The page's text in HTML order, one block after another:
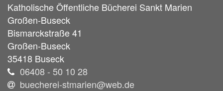
Katholische Öffentliche Bücherei Sankt Marien
Großen-Buseck
Bismarckstraße 41
Großen-Buseck
35418 Buseck
06408 - 50 10 28
buecherei-stmarien@web.de